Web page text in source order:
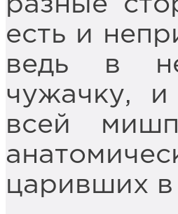
есть и
ведь в
чужачку,
всей
царивших в